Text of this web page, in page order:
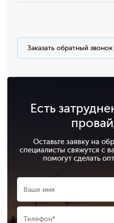
Заказать обратный звонок
Есть
Оставьте заявку на
специалисты свяжутся с
помогут сделать